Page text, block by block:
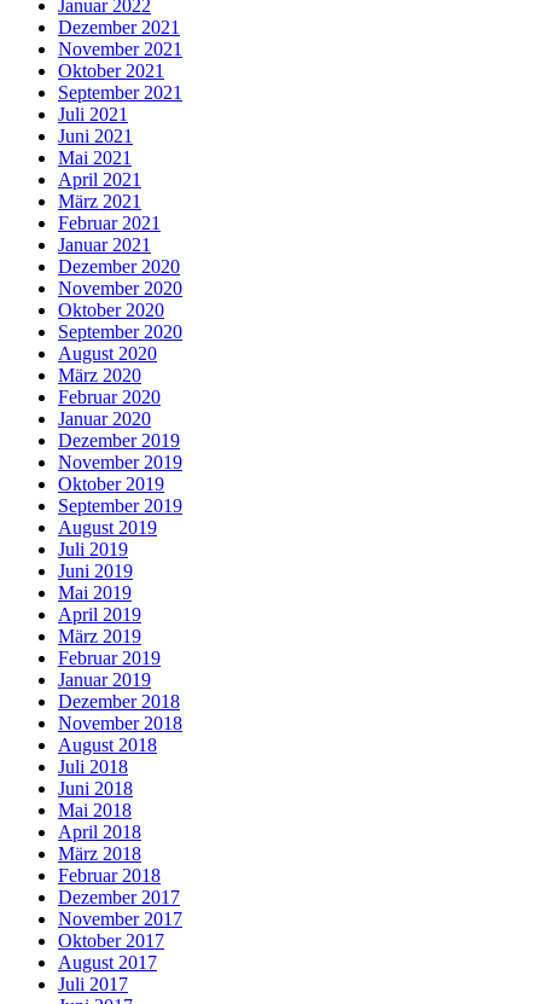
Januar 2022
Dezember 2021
November 2021
Oktober 2021
September 2021
Juli 2021
Juni 2021
Mai 2021
April 2021
März 2021
Februar 2021
Januar 2021
Dezember 2020
November 2020
Oktober 2020
September 2020
August 2020
März 2020
Februar 2020
Januar 2020
Dezember 2019
November 2019
Oktober 2019
September 2019
August 2019
Juli 2019
Juni 2019
Mai 2019
April 2019
März 2019
Februar 2019
Januar 2019
Dezember 2018
November 2018
August 2018
Juli 2018
Juni 2018
Mai 2018
April 2018
März 2018
Februar 2018
Dezember 2017
November 2017
Oktober 2017
August 2017
Juli 2017